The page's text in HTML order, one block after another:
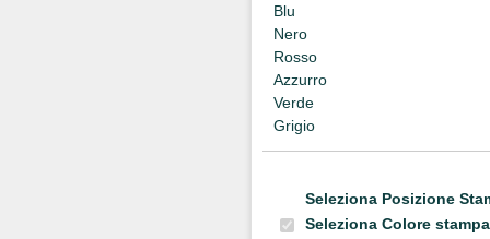
Blu
Nero
Rosso
Azzurro
Verde
Grigio
Seleziona Posizione
Seleziona Colore stampa